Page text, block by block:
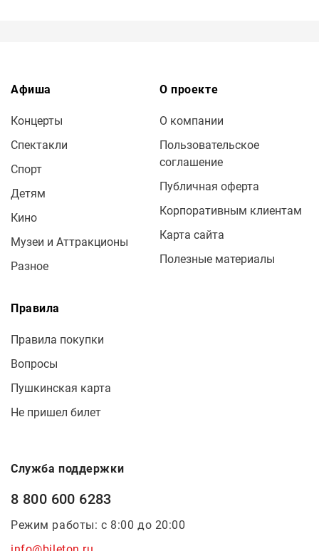
Афиша
Концерты
Спектакли
Спорт
Детям
Кино
Музеи и Аттракционы
Разное
О проекте
О компании
Пользовательское
соглашение
Публичная оферта
Корпоративным клиентам
Карта сайта
Полезные материалы
Правила
Правила покупки
Вопросы
Пушкинская карта
Не пришел билет
Служба поддержки
8 800 600 6283
Режим работы: с 8:00 до 20:00